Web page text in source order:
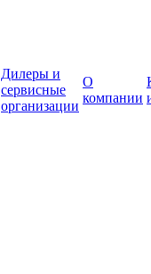
Дилеры и
сервисные
организации
О
компании